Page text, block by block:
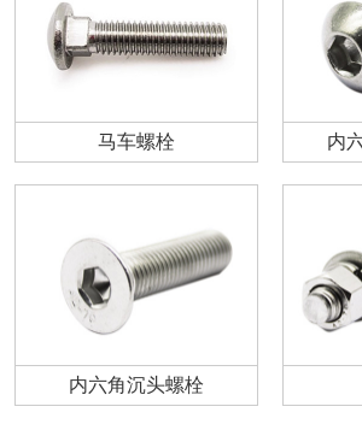
马车螺栓 内
内六角沉头螺栓